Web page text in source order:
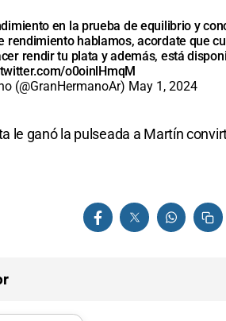
en la prueba de equilibrio y
rendimiento hablamos, acordate que
rendir tu plata y además, está
o0oinlHmqM
(@GranHermanoAr) May 1, 2024
le ganó la pulseada a Martín